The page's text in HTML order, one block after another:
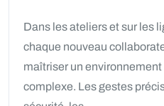
Dans les ateliers et sur les
chaque nouveau
maîtriser un
complexe. Les gestes